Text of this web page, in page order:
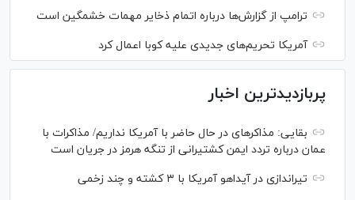
ترامپ از گزارش‌ها درباره اتمام ذخایر مهمات خشمگین است
آمریکا تحریم‌های جدیدی علیه کوبا اعمال کرد
پربازدیدترین اخبار
بقایی: مذاکره‎ای در حال حاضر با آمریکا نداریم/ مذاکرات با
عمان درباره تردد ایمن کشتیرانی از تنگه هرمز در جریان است
تیراندازی در آیداهو آمریکا با ۳ کشته و چند زخمی